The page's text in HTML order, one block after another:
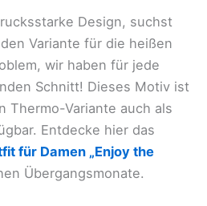
Design, suchst
Variante für die heißen
wir haben für jede
Schnitt! Dieses Motiv ist
Thermo-Variante auch als
Entdecke hier das
für Damen „Enjoy the
Übergangsmonate.